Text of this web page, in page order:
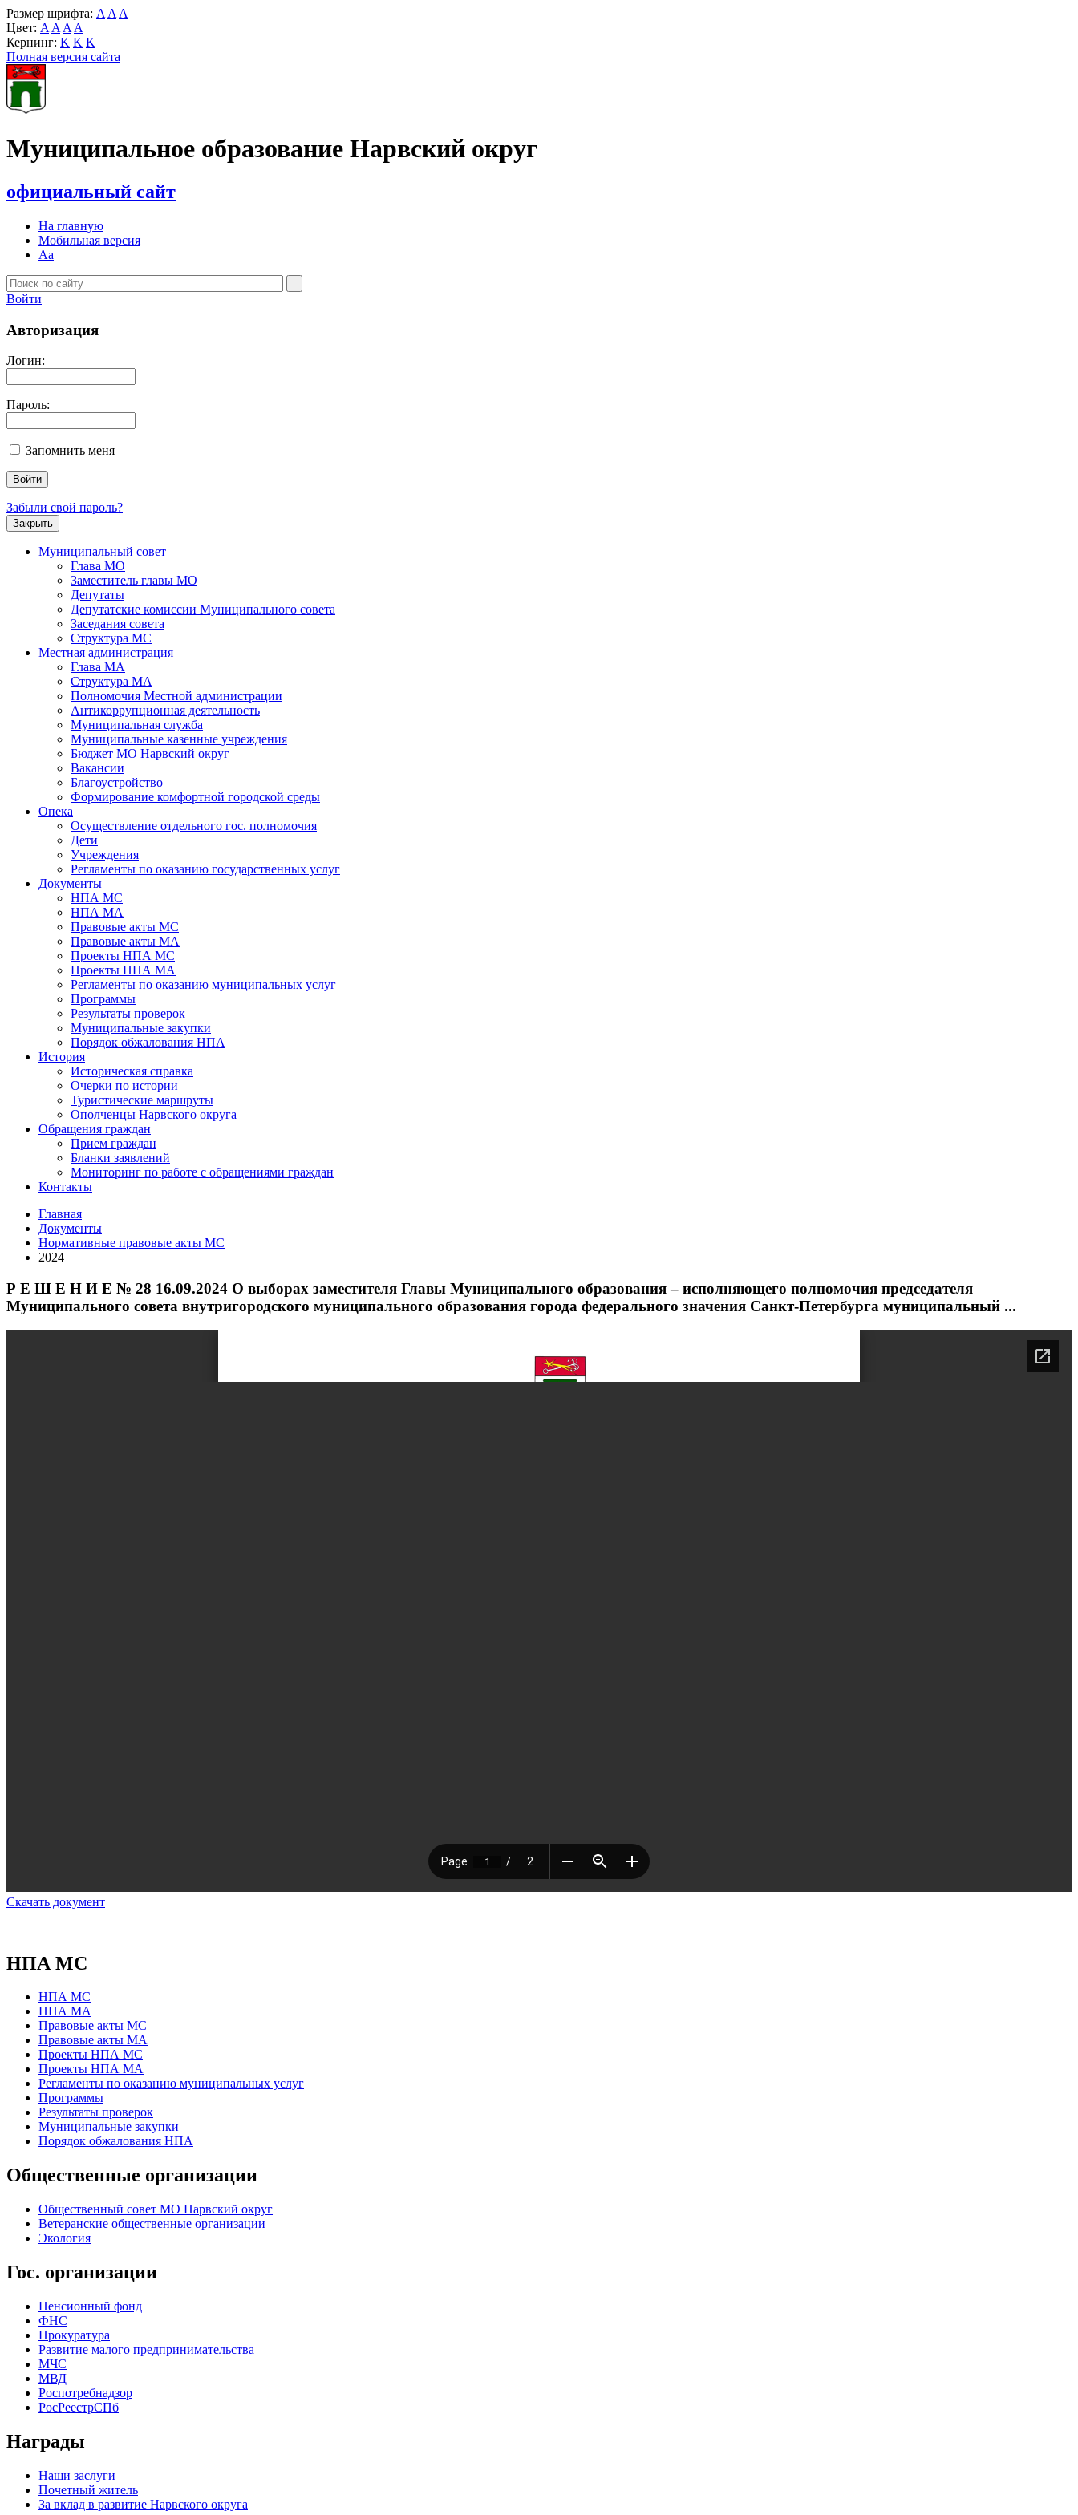
Размер шрифта: A A A
Цвет: A A A A
Кернинг: K K K
Полная версия сайта
Муниципальное образование Нарвский округ
официальный сайт
На главную
Мобильная версия
Aa
Войти
Авторизация
Логин:
Пароль:
Запомнить меня
Забыли свой пароль?
Закрыть
Муниципальный совет
Глава МО
Заместитель главы МО
Депутаты
Депутатские комиссии Муниципального совета
Заседания совета
Структура МС
Местная администрация
Глава МА
Структура МА
Полномочия Местной администрации
Антикоррупционная деятельность
Муниципальная служба
Муниципальные казенные учреждения
Бюджет МО Нарвский округ
Вакансии
Благоустройство
Формирование комфортной городской среды
Опека
Осуществление отдельного гос. полномочия
Дети
Учреждения
Регламенты по оказанию государственных услуг
Документы
НПА МС
НПА МА
Правовые акты МС
Правовые акты МА
Проекты НПА МС
Проекты НПА МА
Регламенты по оказанию муниципальных услуг
Программы
Результаты проверок
Муниципальные закупки
Порядок обжалования НПА
История
Историческая справка
Очерки по истории
Туристические маршруты
Ополченцы Нарвского округа
Обращения граждан
Прием граждан
Бланки заявлений
Мониторинг по работе с обращениями граждан
Контакты
Главная
Документы
Нормативные правовые акты МС
2024
Р Е Ш Е Н И Е № 28 16.09.2024 О выборах заместителя Главы Муниципального образования – исполняющего полномочия председателя
Муниципального совета внутригородского муниципального образования города федерального значения Санкт-Петербурга муниципальный ...
Скачать документ
НПА МС
НПА МС
НПА МА
Правовые акты МС
Правовые акты МА
Проекты НПА МС
Проекты НПА МА
Регламенты по оказанию муниципальных услуг
Программы
Результаты проверок
Муниципальные закупки
Порядок обжалования НПА
Общественные организации
Общественный совет МО Нарвский округ
Ветеранские общественные организации
Экология
Гос. организации
Пенсионный фонд
ФНС
Прокуратура
Развитие малого предпринимательства
МЧС
МВД
Роспотребнадзор
РосРеестрСПб
Награды
Наши заслуги
Почетный житель
За вклад в развитие Нарвского округа